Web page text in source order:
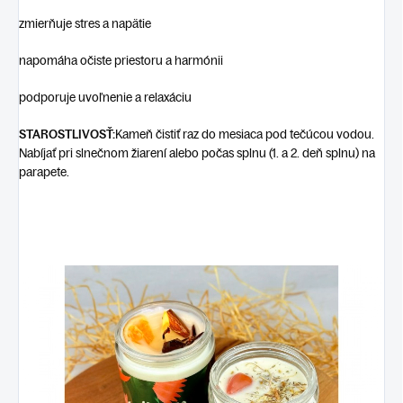
zmierňuje stres a napätie
napomáha očiste priestoru a harmónii
podporuje uvoľnenie a relaxáciu
STAROSTLIVOSŤ:Kameň čistiť raz do mesiaca pod tečúcou vodou.
Nabíjať pri slnečnom žiarení alebo počas splnu (1. a 2. deň splnu) na
parapete.